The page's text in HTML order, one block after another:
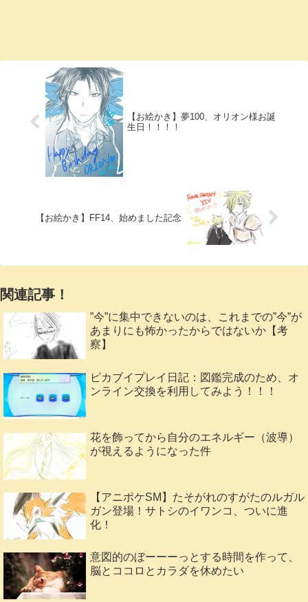
【お絵かき】夢100、オリオン様お誕
生日！！！！
【お絵かき】FF14、始めました記念
関連記事！
”今”に集中できないのは、これまでの”今”が
あまりにも怖かったからではないか【考
察】
ピカブイプレイ日記：図鑑完成のため、オ
ンライン交換を利用してみよう！！！
花を飾ってから自分のエネルギー（波導）
が視えるようになった件
【アニポケSM】たそがれのすがたのルガル
ガン登場！サトシのイワンコ、ついに進
化！
意図的のぼーーーっとする時間を作って、
脳とココロとカラダを休めたい